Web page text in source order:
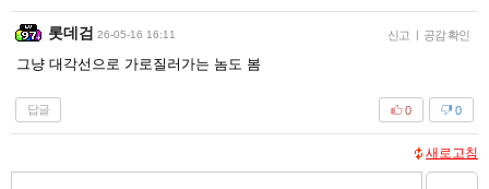
롯데검 26-05-16 16:11 신고 | 공감 확인
그냥 대각선으로 가로질러가는 놈도 봄
답글 0
0
새로고침